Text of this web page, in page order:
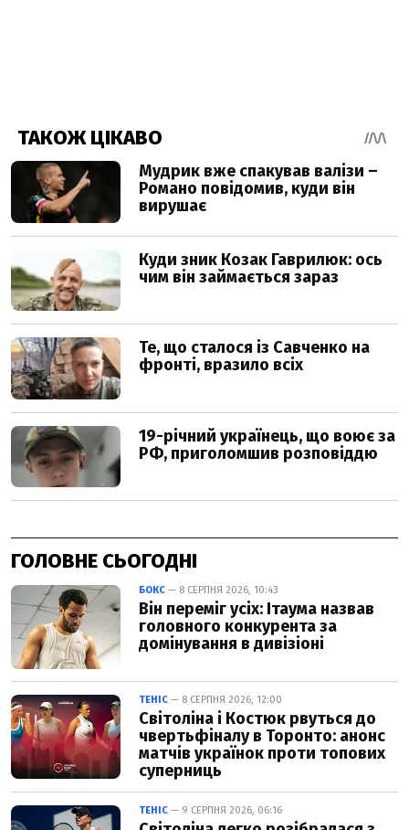
ГОЛОВНЕ СЬОГОДНІ
БОКС — 8 СЕРПНЯ 2026, 10:43
Він переміг усіх: Ітаума назвав
головного конкурента за
домінування в дивізіоні
ТЕНІС — 8 СЕРПНЯ 2026, 12:00
Світоліна і Костюк рвуться до
чвертьфіналу в Торонто: анонс
матчів українок проти топових
суперниць
ТЕНІС — 9 СЕРПНЯ 2026, 06:16